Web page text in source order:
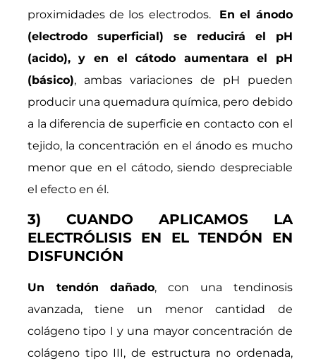
proximidades de los electrodos. En el ánodo
(electrodo superficial) se reducirá el pH
(acido), y en el cátodo aumentara el pH
(básico), ambas variaciones de pH pueden
producir una quemadura química, pero debido
a la diferencia de superficie en contacto con el
tejido, la concentración en el ánodo es mucho
menor que en el cátodo, siendo despreciable
el efecto en él.
3) CUANDO APLICAMOS LA
ELECTRÓLISIS EN EL TENDÓN EN
DISFUNCIÓN
Un tendón dañado, con una tendinosis
avanzada, tiene un menor cantidad de
colágeno tipo I y una mayor concentración de
colágeno tipo III, de estructura no ordenada,